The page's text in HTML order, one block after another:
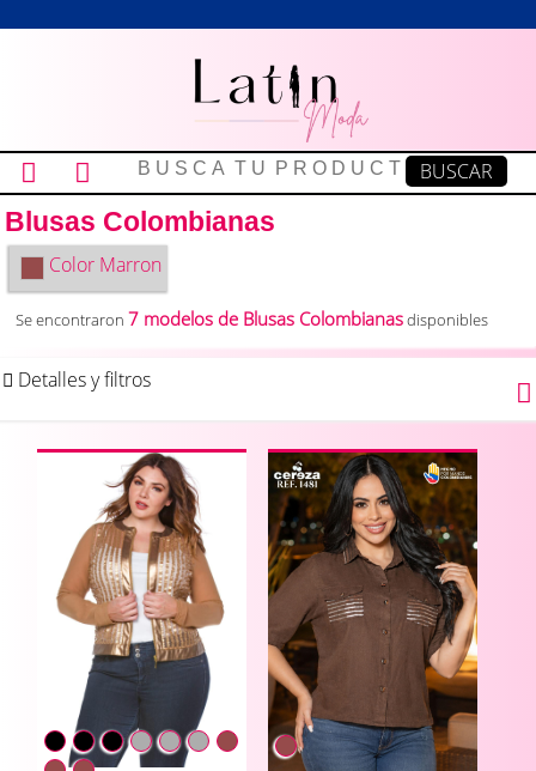
Blusas Colombianas
Color Marron
Se encontraron7 modelos de Blusas Colombianasdisponibles
Detalles y filtros